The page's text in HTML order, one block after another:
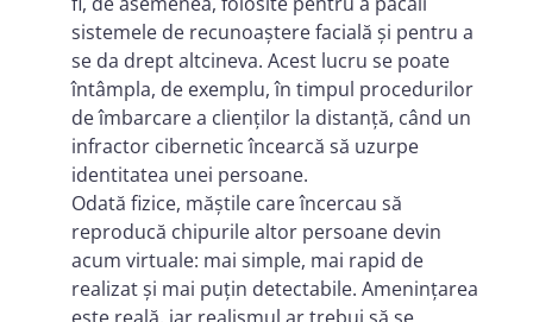
sistemele de recunoaștere facială și pentru a
se da drept altcineva. Acest lucru se poate
întâmpla, de exemplu, în timpul procedurilor
de îmbarcare a clienților la distanță, când un
infractor cibernetic încearcă să uzurpe
identitatea unei persoane.
Odată fizice, măștile care încercau să
reproducă chipurile altor persoane devin
acum virtuale: mai simple, mai rapid de
realizat și mai puțin detectabile. Amenințarea